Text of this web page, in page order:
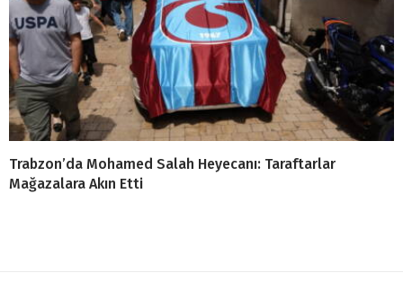
Trabzon’da Mohamed Salah Heyecanı: Taraftarlar
Mağazalara Akın Etti